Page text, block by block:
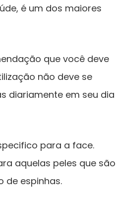
é um dos maiores
que você deve
não deve se
diariamente em seu dia
para a face.
aquelas peles que são
de espinhas.